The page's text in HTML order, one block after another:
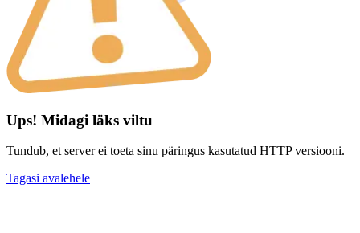
Ups! Midagi läks viltu
Tundub, et server ei toeta sinu päringus kasutatud HTTP versiooni.
Tagasi avalehele